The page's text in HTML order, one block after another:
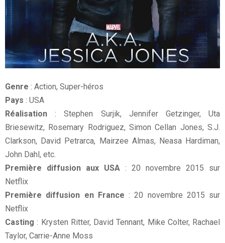
Genre : Action, Super-héros
Pays : USA
Réalisation : Stephen Surjik, Jennifer Getzinger, Uta
Briesewitz, Rosemary Rodriguez, Simon Cellan Jones, S.J.
Clarkson, David Petrarca, Mairzee Almas, Neasa Hardiman,
John Dahl, etc.
Première diffusion aux USA : 20 novembre 2015 sur
Netflix
Première diffusion en France : 20 novembre 2015 sur
Netflix
Casting : Krysten Ritter, David Tennant, Mike Colter, Rachael
Taylor, Carrie-Anne Moss